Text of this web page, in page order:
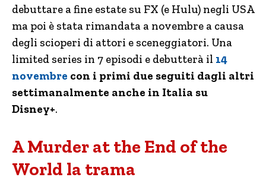
debuttare a fine estate su FX (e Hulu) negli USA
ma poi è stata rimandata a novembre a causa
degli scioperi di attori e sceneggiatori. Una
limited series in 7 episodi e debutterà il 14
novembre con i primi due seguiti dagli altri
settimanalmente anche in Italia su
Disney+.
A Murder at the End of the
World la trama